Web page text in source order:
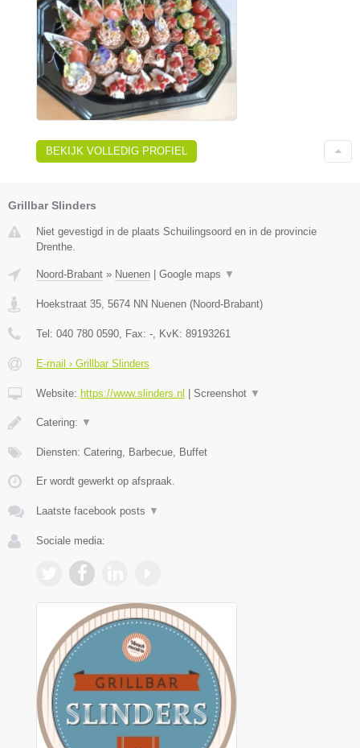
BEKIJK VOLLEDIG PROFIEL
Grillbar Slinders
Niet gevestigd in de plaats Schuilingsoord en in de provincie
Drenthe.
Noord-Brabant » Nuenen Google maps ▼
Hoekstraat 35, 5674 NN Nuenen (Noord-Brabant)
Tel: 040 780 0590, Fax: -, KvK: 89193261
E-mail › Grillbar Slinders
Website: https://www.slinders.nl Screenshot ▼
Catering: ▼
Diensten: Catering, Barbecue, Buffet
Er wordt gewerkt op afspraak.
Laatste facebook posts ▼
Sociale media: